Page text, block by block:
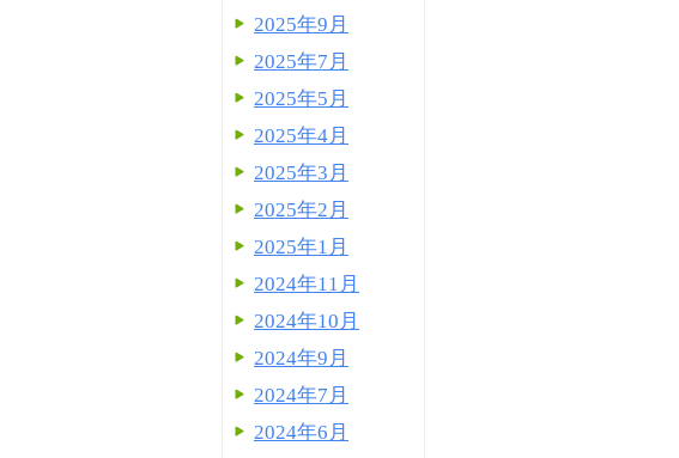
2025年9月
2025年7月
2025年5月
2025年4月
2025年3月
2025年2月
2025年1月
2024年11月
2024年10月
2024年9月
2024年7月
2024年6月